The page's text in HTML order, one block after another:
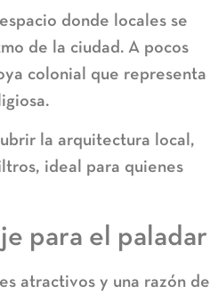
donde locales se
de la ciudad. A pocos
colonial que representa
la arquitectura local,
ideal para quienes
para el paladar
atractivos y una razón de